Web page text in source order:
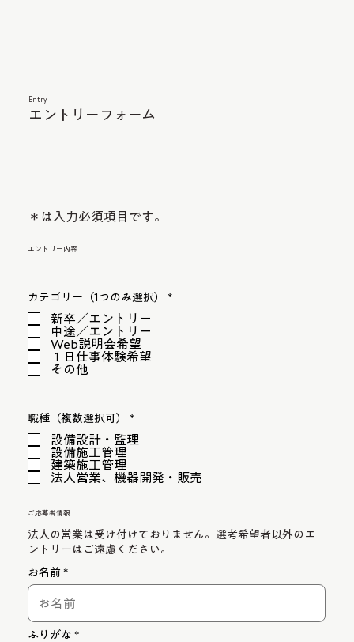
エントリーフォーム
Entry
​＊は入力必須項目です。
エントリー内容
カテゴリー（1つのみ選択） *必
新卒／エントリー
中途／エントリー
Web説明会希望
１日仕事体験希望
その他
職種（複数選択可） *必
項
設備設計・監理
設備施工管理
建築施工管理
法人営業、機器開発・販売
ご応募者情報
法人の営業は受け付けておりません。選考希望者以外のエ
ントリーはご遠慮ください。
お名前
ふりがな